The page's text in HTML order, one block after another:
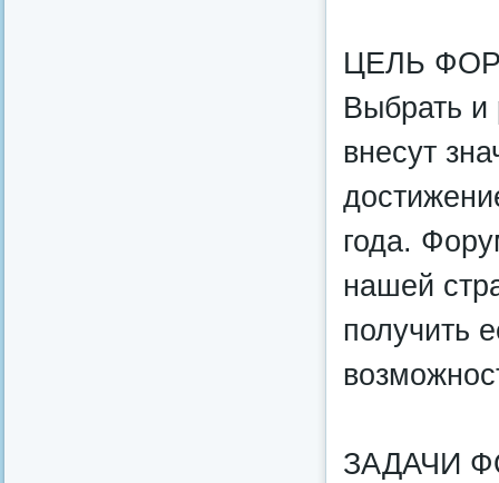
ЦЕЛЬ
Выбрать и
внесут
года.
нашей
получить
ЗАДАЧИ